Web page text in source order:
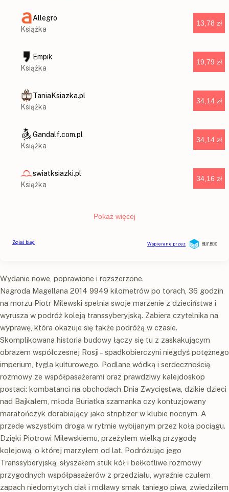
Wydanie nowe, poprawione i rozszerzone.
Nagroda Magellana 2014 9949 kilometrów po torach, 36 godzin
na morzu Piotr Milewski spełnia swoje marzenie z dzieciństwa i
wyrusza w podróż koleją transsyberyjską. Zabiera czytelnika na
wyprawę, która okazuje się także podróżą w czasie.
Skomplikowana historia budowy łączy się tu z zaskakującym
obrazem współczesnej Rosji – spadkobierczyni niegdyś potężnego
imperium, tygla kulturowego. Podlane wódką i serdecznością
rozmowy ze współpasażerami oraz prawdziwy kalejdoskop
postaci: kombatanci na obchodach Dnia Zwycięstwa, dzikie dzieci
nad Bajkałem, młoda Buriatka szamanka czy kontuzjowany
maratończyk dorabiający jako striptizer w klubie nocnym. A
przede wszystkim droga w rytmie wybijanym przez koła pociągu.
Dzięki Piotrowi Milewskiemu, przeżyłem wielką przygodę
kolejową, o której marzyłem od lat. Podróżując jego
Transsyberyjską, słyszałem stuk kół i bełkotliwe rozmowy
przygodnych współpasażerów z przedziału, wyraźnie czułem
zapach niedomytych ciał i mdławy smak taniego piwa, zwiedziłem